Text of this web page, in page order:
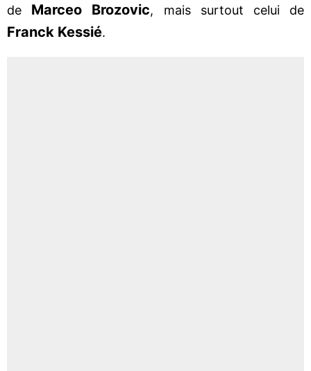
de Marceo Brozovic, mais surtout celui de
Franck Kessié.